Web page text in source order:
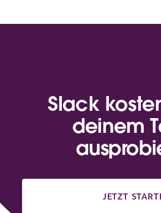
Slack
deinem
JETZT